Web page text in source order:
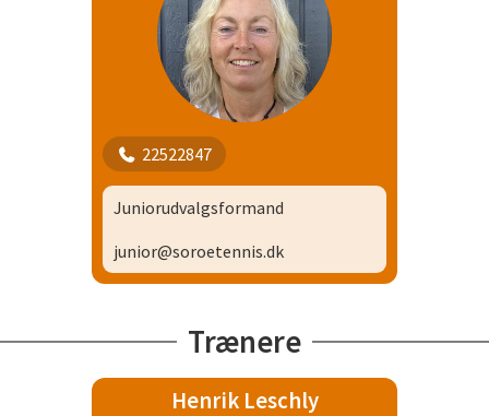
22522847
Juniorudvalgsformand
junior@soroetennis.dk
Trænere
Henrik Leschly